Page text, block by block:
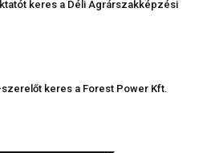
keres a Déli Agrárszakképzési
keres a Forest Power Kft.